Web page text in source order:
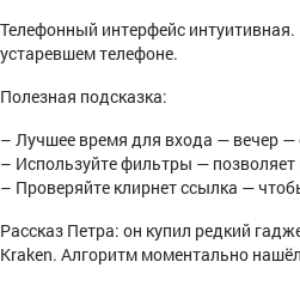
Телефонный интерфейс
устаревшем телефоне.
Полезная подсказка:
– Лучшее время для входа — вечер —
– Используйте фильтры — позволяет
– Проверяйте клирнет ссылка —
Рассказ Петра: он купил редкий
Kraken. Алгоритм моментально